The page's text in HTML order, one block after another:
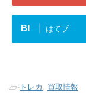
B! はてブ
- トレカ 買取情報